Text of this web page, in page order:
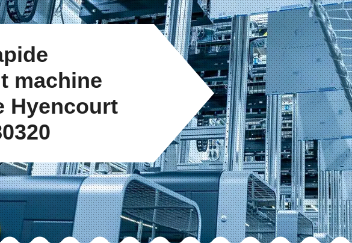
machine
Hyencourt